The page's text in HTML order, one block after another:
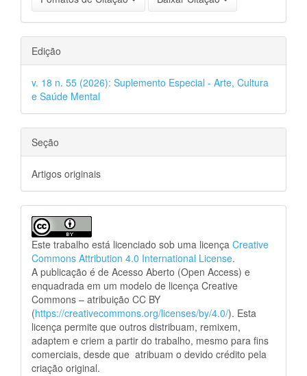
Edição
v. 18 n. 55 (2026): Suplemento Especial - Arte, Cultura
e Saúde Mental
Seção
Artigos originais
Este trabalho está licenciado sob uma licença Creative
Commons Attribution 4.0 International License.
A publicação é de Acesso Aberto (Open Access) e
enquadrada em um modelo de licença Creative
Commons – atribuição CC BY
(https://creativecommons.org/licenses/by/4.0/). Esta
licença permite que outros distribuam, remixem,
adaptem e criem a partir do trabalho, mesmo para fins
comerciais, desde que atribuam o devido crédito pela
criação original.